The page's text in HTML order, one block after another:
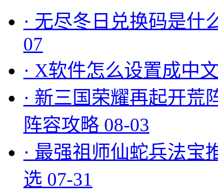
· 无尽冬日兑换码是什
07
· X软件怎么设置成中
· 新三国荣耀再起开荒
阵容攻略 08-03
· 最强祖师仙蛇兵法宝
选 07-31